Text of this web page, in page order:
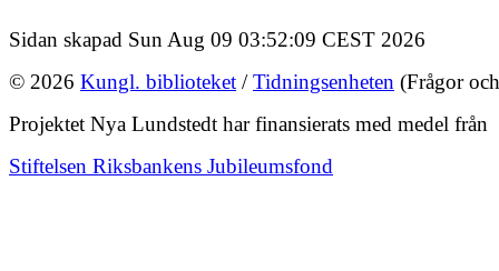
Sidan skapad Sun Aug 09 03:52:09 CEST 2026
© 2026 Kungl. biblioteket /Tidningsenheten (Frågor
Projektet Nya Lundstedt har finansierats med medel från
Stiftelsen Riksbankens Jubileumsfond